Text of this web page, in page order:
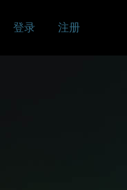
登录 注册